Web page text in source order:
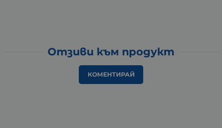
Отзиви към продукт
КОМЕНТИРАЙ